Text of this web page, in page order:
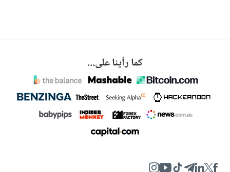
كما رأينا على...